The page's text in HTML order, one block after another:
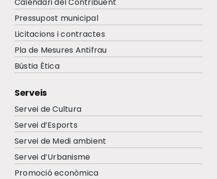
Pressupost municipal
Licitacions i contractes
Pla de Mesures Antifrau
Bústia Ètica
Serveis
Servei de Cultura
Servei d’Esports
Servei de Medi ambient
Servei d’Urbanisme
Promoció econòmica